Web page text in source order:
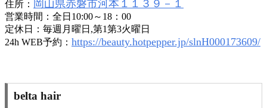
住所： 岡山県赤磐市河本１１３９－１
営業時間：全日10:00～18：00
定休日：毎週月曜日,第1第3火曜日
24h WEB予約： https://beauty.hotpepper.jp/slnH000173609/
belta hair